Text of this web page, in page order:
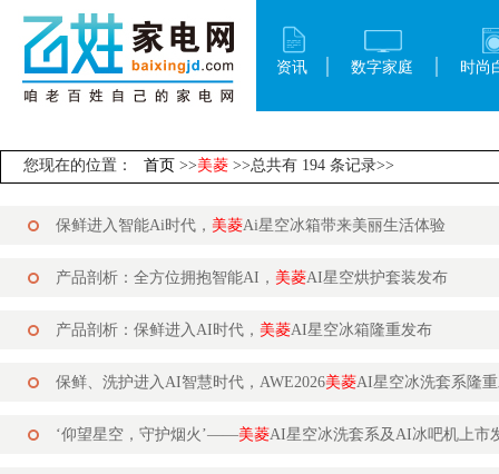
资讯 数字家庭 时尚
您现在的位置： 首页 >>美菱 >>总共有 194 条记录>>
保鲜进入智能Ai时代， 美菱Ai星空冰箱带来美丽生活体验
产品剖析：全方位拥抱智能AI， 美菱AI星空烘护套装发布
产品剖析：保鲜进入AI时代， 美菱AI星空冰箱隆重发布
保鲜、洗护进入AI智慧时代，AWE2026美菱AI星空冰洗套系隆
‘仰望星空，守护烟火’——美菱AI星空冰洗套系及AI冰吧机上市